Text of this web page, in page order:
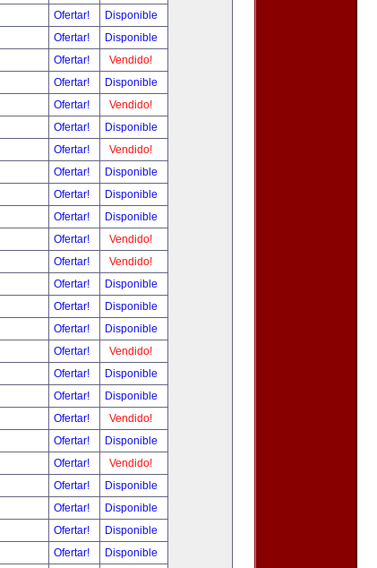
Ofertar!
Disponible
Ofertar!
Disponible
Ofertar!
Vendido!
Ofertar!
Disponible
Ofertar!
Vendido!
Ofertar!
Disponible
Ofertar!
Vendido!
Ofertar!
Disponible
Ofertar!
Disponible
Ofertar!
Disponible
Ofertar!
Vendido!
Ofertar!
Vendido!
Ofertar!
Disponible
Ofertar!
Disponible
Ofertar!
Disponible
Ofertar!
Vendido!
Ofertar!
Disponible
Ofertar!
Disponible
Ofertar!
Vendido!
Ofertar!
Disponible
Ofertar!
Vendido!
Ofertar!
Disponible
Ofertar!
Disponible
Ofertar!
Disponible
Ofertar!
Disponible